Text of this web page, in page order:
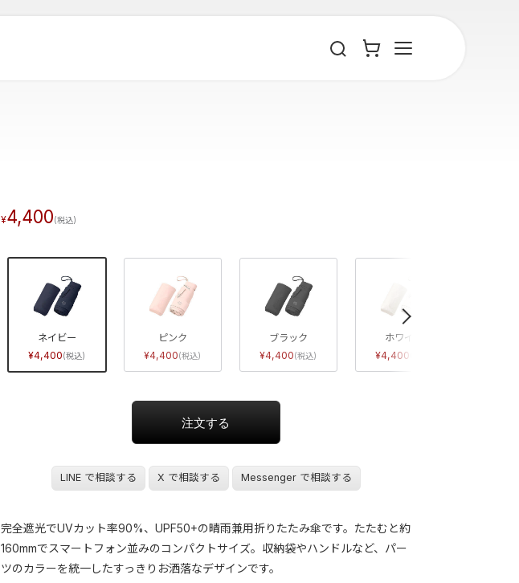
4,400
ネイビー
4,400
ピンク
4,400
ブラック
4,400
ホワイト
4,400
LINE で相談する X で相談する Messenger で相談する
完全遮光でUVカット率90%、UPF50+の晴雨兼用折りたたみ傘です。たたむと約
160mmでスマートフォン並みのコンパクトサイズ。収納袋やハンドルなど、パー
ツのカラーを統一したすっきりお洒落なデザインです。